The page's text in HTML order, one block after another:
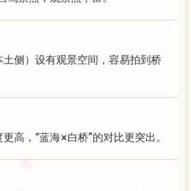
侧）设有观景空间，容易拍到桥
高，“蓝海×白桥”的对比更突出。